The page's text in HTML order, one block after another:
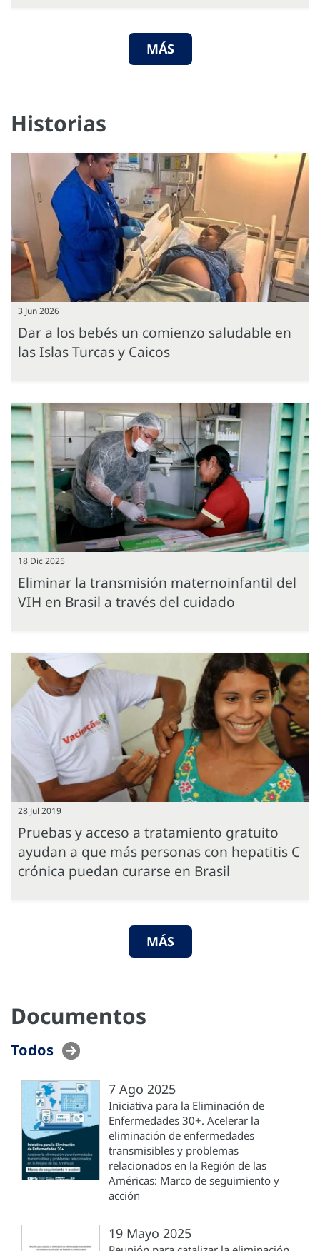
MÁS
Historias
3 Jun 2026
Dar a los bebés un comienzo saludable en
las Islas Turcas y Caicos
18 Dic 2025
Eliminar la transmisión maternoinfantil del
VIH en Brasil a través del cuidado
28 Jul 2019
Pruebas y acceso a tratamiento gratuito
ayudan a que más personas con hepatitis C
crónica puedan curarse en Brasil
MÁS
Documentos
Todos
7 Ago 2025
Iniciativa para la Eliminación de
Enfermedades 30+. Acelerar la
eliminación de enfermedades
transmisibles y problemas
relacionados en la Región de las
Américas: Marco de seguimiento y
acción
19 Mayo 2025